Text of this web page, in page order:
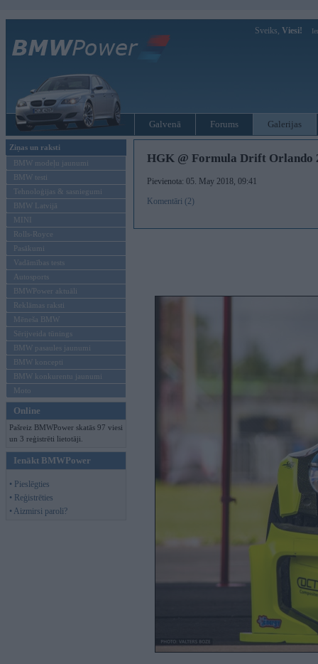
Sveiks, Viesi!
Galvenā Forums Galerijas
Ziņas un raksti
BMW modeļu jaunumi
BMW testi
Tehnoloģijas & sasniegumi
BMW Latvijā
MINI
Rolls-Royce
Pasākumi
Vadāmības tests
Autosports
BMWPower aktuāli
Reklāmas raksti
Mēneša BMW
Sērijveida tūnings
BMW pasaules jaunumi
BMW koncepti
BMW konkurentu jaunumi
Moto
Online
Pašreiz BMWPower skatās 97 viesi
un 3 reģistrēti lietotāji.
Ienākt BMWPower
• Pieslēgties
• Reģistrēties
• Aizmirsi paroli?
HGK @ Formula Drift Orlando
Pievienota: 05. May 2018, 09:41
Komentāri (2)